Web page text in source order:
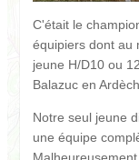
C'était le
équipiers dont au
jeune H/D10 ou
Balazuc en
Notre seul jeune
une équipe